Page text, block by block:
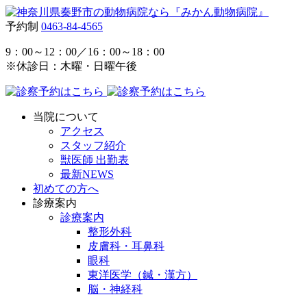
予約制 0463-84-4565
9：00～12：00／16：00～18：00
※休診日：木曜・日曜午後
当院について
アクセス
スタッフ紹介
獣医師 出勤表
最新NEWS
初めての方へ
診療案内
診療案内
整形外科
皮膚科・耳鼻科
眼科
東洋医学（鍼・漢方）
脳・神経科